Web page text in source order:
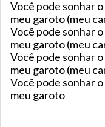
Você pode sonhar
meu garoto (meu
Você pode sonhar
meu garoto (meu
Você pode sonhar
meu garoto (meu
Você pode sonhar
meu garoto